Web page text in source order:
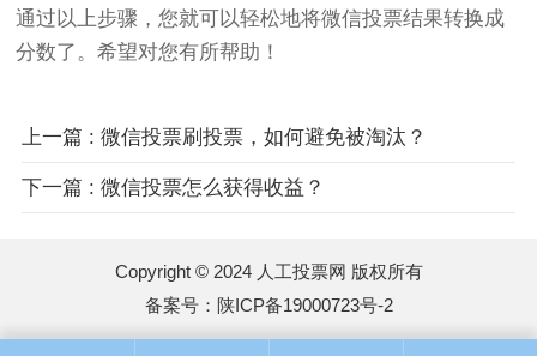
通过以上步骤，您就可以轻松地将微信投票结果转换成
分数了。希望对您有所帮助！
上一篇 : 微信投票刷投票，如何避免被淘汰？
下一篇 : 微信投票怎么获得收益？
Copyright © 2024 人工投票网 版权所有
备案号： 陕ICP备19000723号-2